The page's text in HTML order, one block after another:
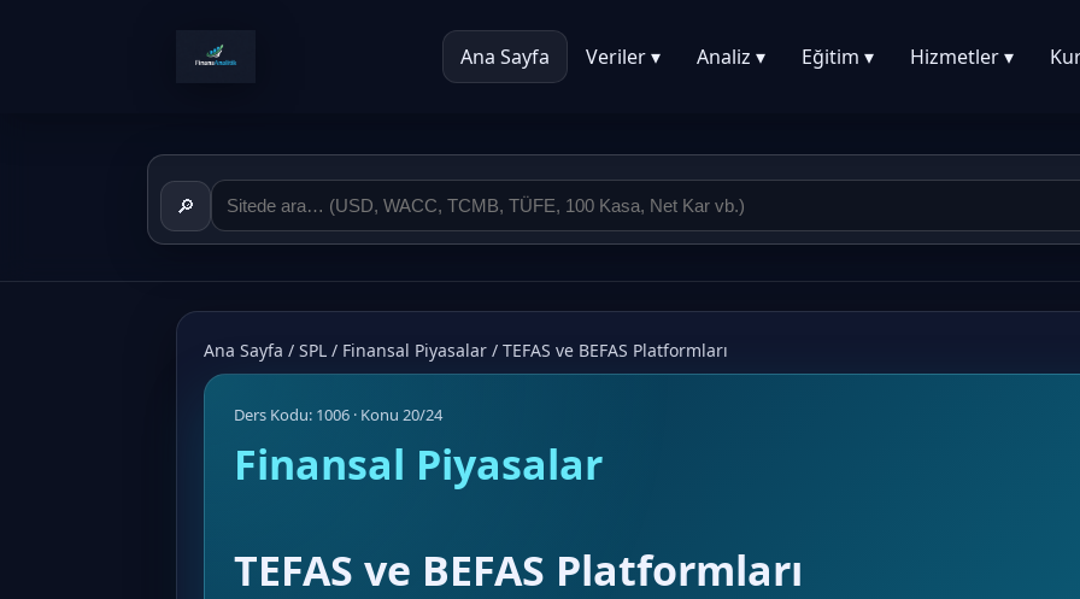
Ana Sayfa Veriler ▾ Analiz ▾ Eğitim ▾ Hizmetler ▾
🔎
Ana Sayfa / SPL / Finansal Piyasalar / TEFAS ve BEFAS Platformları
Ders Kodu: 1006 · Konu 20/24
Finansal Piyasalar
TEFAS ve BEFAS Platformları